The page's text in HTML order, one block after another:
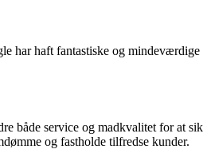
har haft fantastiske og
både service og madkvalitet for at
og fastholde tilfredse kunder.